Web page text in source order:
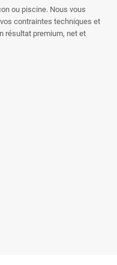
ou piscine. Nous vous
contraintes techniques et
résultat premium, net et